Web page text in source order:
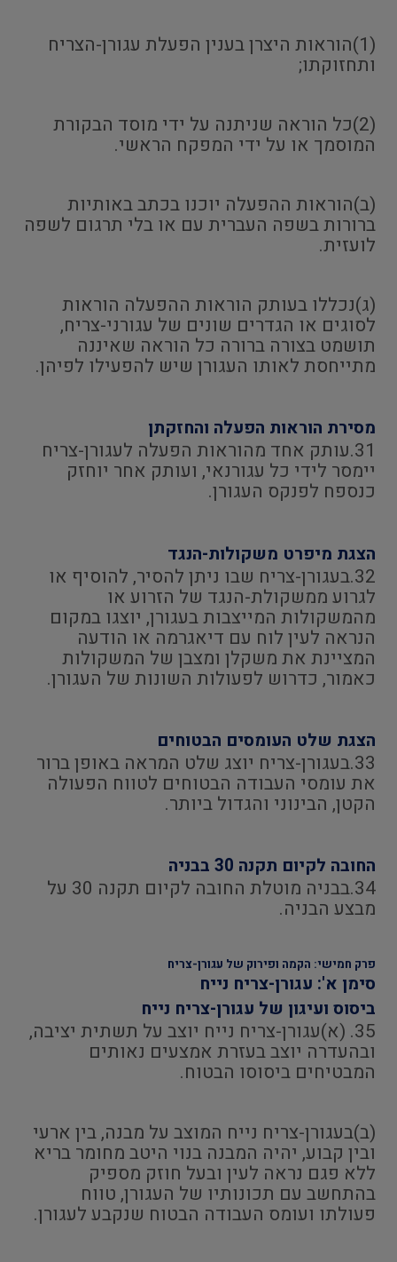
(1)הוראות היצרן בענין הפעלת עגורן-הצריח
ותחזוקתו;
(2)כל הוראה שניתנה על ידי מוסד הבקורת
המוסמך או על ידי המפקח הראשי.
(ב)הוראות ההפעלה יוכנו בכתב באותיות
ברורות בשפה העברית עם או בלי תרגום לשפה
לועזית.
(ג)נכללו בעותק הוראות ההפעלה הוראות
לסוגים או הגדרים שונים של עגורני-צריח,
תושמט בצורה ברורה כל הוראה שאיננה
מתייחסת לאותו העגורן שיש להפעילו לפיהן.
מסירת הוראות הפעלה והחזקתן
31.עותק אחד מהוראות הפעלה לעגורן-צריח
יימסר לידי כל עגורנאי, ועותק אחר יוחזק
כנספח לפנקס העגורן.
הצגת מיפרט משקולות-הנגד
32.בעגורן-צריח שבו ניתן להסיר, להוסיף או
לגרוע ממשקולת-הנגד של הזרוע או
מהמשקולות המייצבות בעגורן, יוצגו במקום
הנראה לעין לוח עם דיאגרמה או הודעה
המציינת את משקלן ומצבן של המשקולות
כאמור, כדרוש לפעולות השונות של העגורן.
הצגת שלט העומסים הבטוחים
33.בעגורן-צריח יוצג שלט המראה באופן ברור
את עומסי העבודה הבטוחים לטווח הפעולה
הקטן, הבינוני והגדול ביותר.
החובה לקיום תקנה 30 בבניה
34.בבניה מוטלת החובה לקיום תקנה 30 על
מבצע הבניה.
פרק חמישי: הקמה ופירוק של עגורן-צריח
סימן א': עגורן-צריח נייח
ביסוס ועיגון של עגורן-צריח נייח
35. (א)עגורן-צריח נייח יוצב על תשתית יציבה,
ובהעדרה יוצב בעזרת אמצעים נאותים
המבטיחים ביסוסו הבטוח.
(ב)בעגורן-צריח נייח המוצב על מבנה, בין ארעי
ובין קבוע, יהיה המבנה בנוי היטב מחומר בריא
ללא פגם נראה לעין ובעל חוזק מספיק
בהתחשב עם תכונותיו של העגורן, טווח
פעולתו ועומס העבודה הבטוח שנקבע לעגורן.